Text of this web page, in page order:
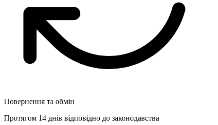
Повернення та обмін
Протягом 14 днів відповідно до законодавства